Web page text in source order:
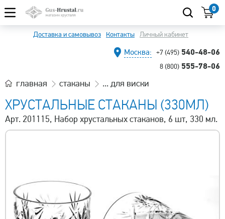
0
Доставка и самовывоз Контакты Личный кабинет
Москва: +7 (495) 540-48-06
8 (800) 555-78-06
главная стаканы ... для виски
ХРУСТАЛЬНЫЕ СТАКАНЫ (330МЛ)
Арт. 201115, Набор хрустальных стаканов, 6 шт, 330 мл.